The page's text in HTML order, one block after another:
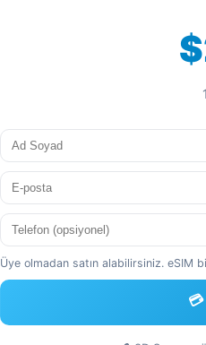
Üye olmadan satın alabilirsiniz. eSIM